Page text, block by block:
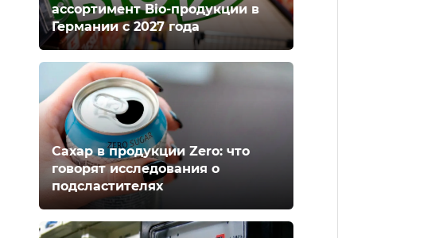
ассортимент Bio-продукции в
Германии с 2027 года
Сахар в продукции Zero: что
говорят исследования о
подсластителях